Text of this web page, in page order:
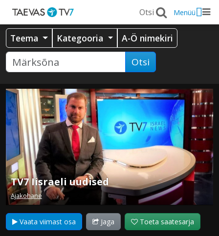
Menüü
Teema Kategooria A-Ö nimekiri
Otsi
TV7 Iisraeli uudised
Ajakohane
Vaata viimast osa Jaga Toeta saatesarja